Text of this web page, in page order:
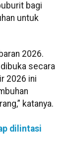
bagi
untuk
2026.
secara
2026 ini
katanya.
dilintasi